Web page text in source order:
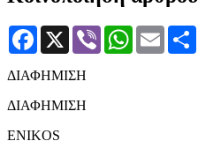
Facebook
X Viber WhatsApp
Email
ΔΙΑΦΗΜΙΣΗ
ΔΙΑΦΗΜΙΣΗ
ENIKOS